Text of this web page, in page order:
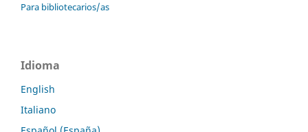
Para bibliotecarios/as
Idioma
English
Italiano